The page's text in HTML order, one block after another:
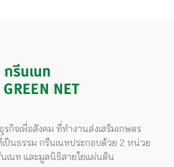
รกิจเพื่อสังคม ที่ทำงานส่งเสริมเกษตร
ป็นธรรม กรีนเนทประกอบด้วย 2 หน่วย
เนท และมูลนิธิสายใยแผ่นดิน